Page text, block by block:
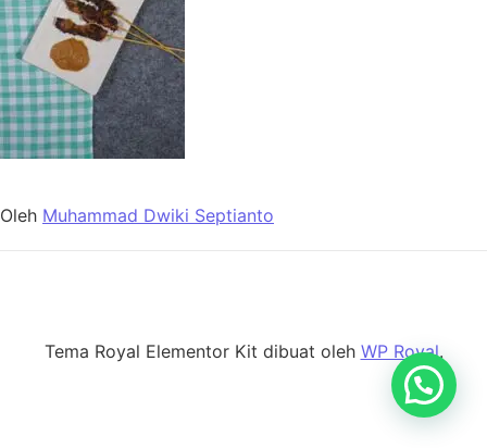
Oleh Muhammad Dwiki Septianto
Tema Royal Elementor Kit dibuat oleh WP Royal.